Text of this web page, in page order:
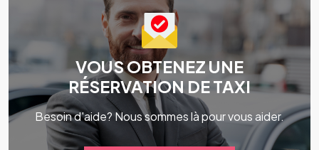
VOUS OBTENEZ UNE
RÉSERVATION DE TAXI
Besoin d'aide? Nous sommes là pour vous aider.